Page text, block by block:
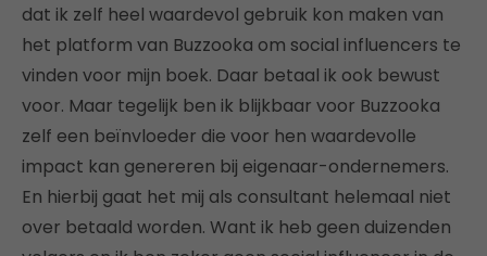
dat ik zelf heel waardevol gebruik kon maken van
het platform van Buzzooka om social influencers te
vinden voor mijn boek. Daar betaal ik ook bewust
voor. Maar tegelijk ben ik blijkbaar voor Buzzooka
zelf een beïnvloeder die voor hen waardevolle
impact kan genereren bij eigenaar-ondernemers.
En hierbij gaat het mij als consultant helemaal niet
over betaald worden. Want ik heb geen duizenden